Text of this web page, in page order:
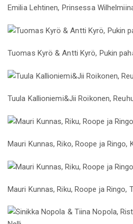
Emilia Lehtinen, Prinsessa
Tuomas Kyrö & Antti Kyrö, Pukin
Tuula Kallioniemi&Jii Roikonen,
Mauri Kunnas, Riko, Roope ja Ringo,
Mauri Kunnas, Riku, Roope ja Ringo,